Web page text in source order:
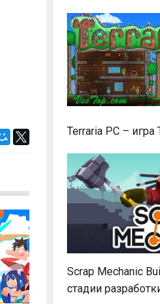
Terraria PC –
Scrap Mechanic
стадии